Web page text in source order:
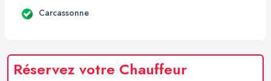
Carcassonne
Réservez votre Chauffeur